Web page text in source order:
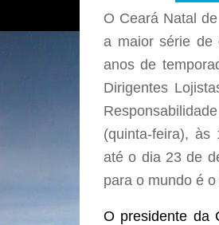
O Ceará Natal
a maior série de
anos de
Dirigentes
(quinta-feira),
até o dia 23 de
para o mundo é
O presidente da